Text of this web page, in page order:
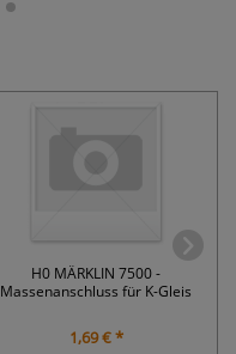
H0 MÄRKLIN 7500 -
Massenanschluss für K-Gleis
1,69 € *